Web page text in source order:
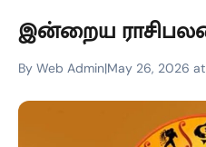
இன்றைய
By Web Admin|May 26, 2026